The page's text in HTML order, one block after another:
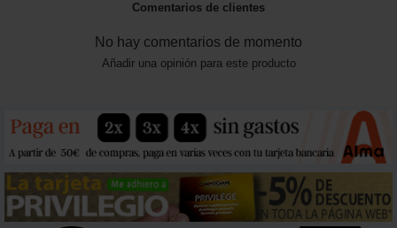
Comentarios de clientes
No hay comentarios de momento
Añadir una opinión para este producto